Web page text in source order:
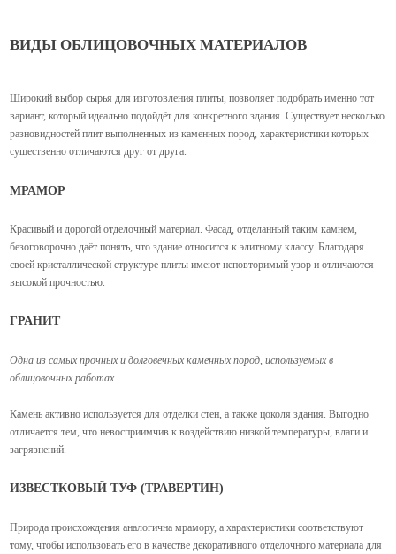
ВИДЫ ОБЛИЦОВОЧНЫХ МАТЕРИАЛОВ
Широкий выбор сырья для изготовления плиты, позволяет подобрать именно тот
вариант, который идеально подойдёт для конкретного здания. Существует несколько
разновидностей плит выполненных из каменных пород, характеристики которых
существенно отличаются друг от друга.
МРАМОР
Красивый и дорогой отделочный материал. Фасад, отделанный таким камнем,
безоговорочно даёт понять, что здание относится к элитному классу. Благодаря
своей кристаллической структуре плиты имеют неповторимый узор и отличаются
высокой прочностью.
ГРАНИТ
Одна из самых прочных и долговечных каменных пород, используемых в
облицовочных работах.
Камень активно используется для отделки стен, а также цоколя здания. Выгодно
отличается тем, что невосприимчив к воздействию низкой температуры, влаги и
загрязнений.
ИЗВЕСТКОВЫЙ ТУФ (ТРАВЕРТИН)
Природа происхождения аналогична мрамору, а характеристики соответствуют
тому, чтобы использовать его в качестве декоративного отделочного материала для